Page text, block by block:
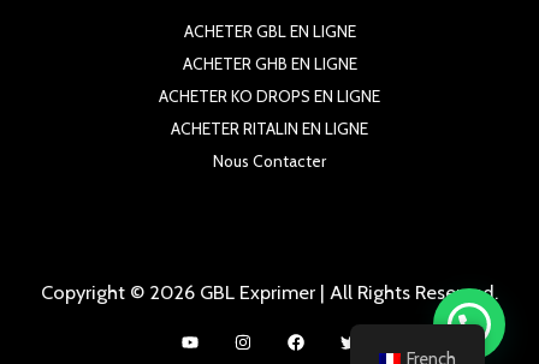
ACHETER GBL EN LIGNE
ACHETER GHB EN LIGNE
ACHETER KO DROPS EN LIGNE
ACHETER RITALIN EN LIGNE
Nous Contacter
Copyright © 2026 GBL Exprimer | All Rights Reserved.
French